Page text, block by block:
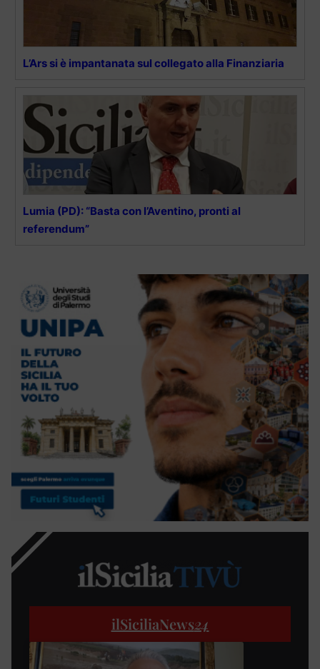
L’Ars si è impantanata sul collegato alla Finanziaria
Lumia (PD): “Basta con l’Aventino, pronti al
referendum”
ilSiciliaNews24